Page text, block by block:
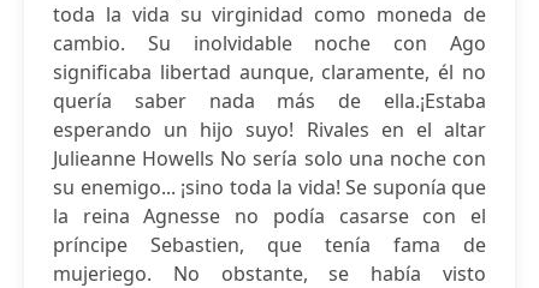
toda la vida su virginidad como moneda de
cambio. Su inolvidable noche con Ago
significaba libertad aunque, claramente, él no
quería saber nada más de ella.¡Estaba
esperando un hijo suyo! Rivales en el altar
Julieanne Howells No sería solo una noche con
su enemigo... ¡sino toda la vida! Se suponía que
la reina Agnesse no podía casarse con el
príncipe Sebastien, que tenía fama de
mujeriego. No obstante, se había visto